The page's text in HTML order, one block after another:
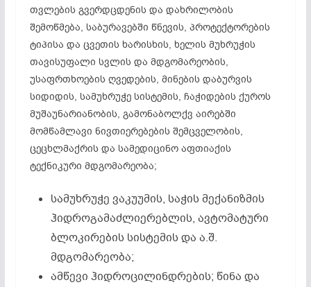
თვლების გვერდცდენის და დახრილობის
შემოწმება, საბურავებში წნევის, პროტექტორების
ტიპისა და ცვეთის ხარისხის, ხელის მუხრუჭის
თავისუფალი სვლის და მდგომარეობის,
უსაფრთხოების ღვედების, მინების დაბურვის
სიდიდის, სამუხრუჭე სისტემის, ჩაჭიდების ქუროს
მუშაუნარიანობის, გამონაბოლქვ აირებში
მომწამლავი ნივთიერებების შემცველობის,
ცეცხლმაქრის და სამედიცინო აფთიაქის
ტექნიკური მდგომარეობა;
სამუხრუჭე ვაკუუმის, საჭის მექანიზმის
ჰიდროგამაძლიერებლის, ავტომატური
ბლოკირების სისტემის და ა.შ.
მდგომარეობა;
ამწევი ჰიდროცილინდრების; წინა და